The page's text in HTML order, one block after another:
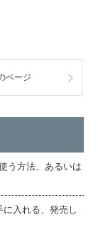
ページ
う方法、あるいは
入れる、発売し